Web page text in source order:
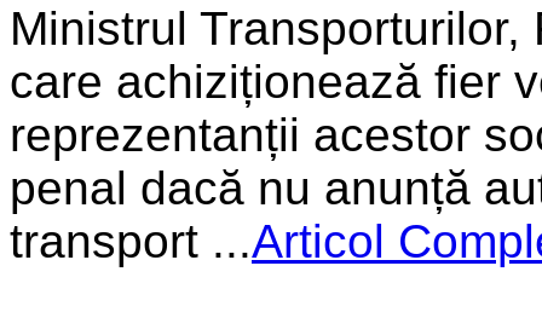
Ministrul
care achiziționează fier
reprezentanții acestor
penal dacă nu anunță
transport ...Articol